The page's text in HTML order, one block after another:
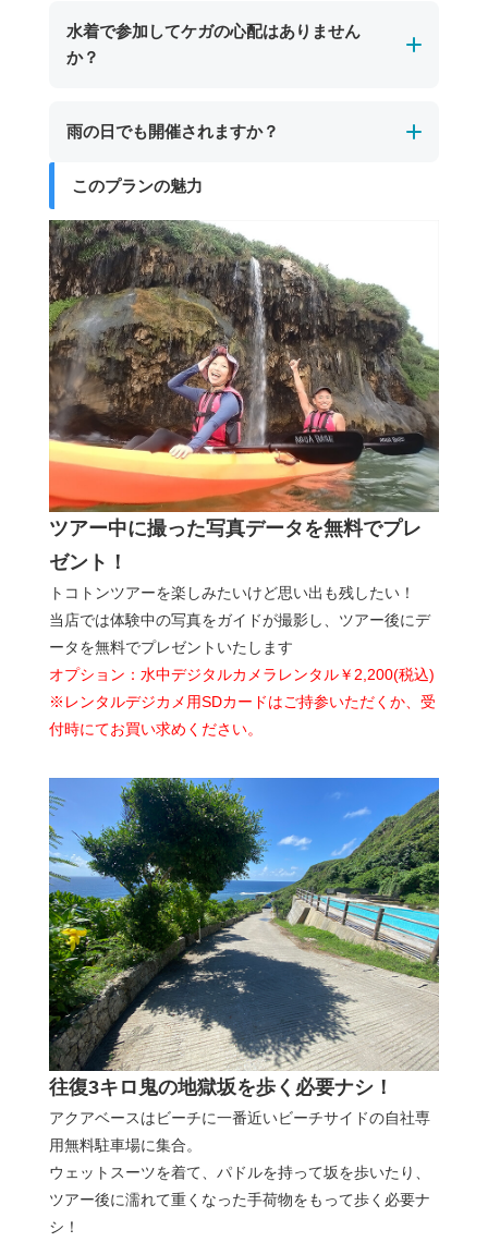
ケリングやケイビングツアーで訪れることがで
きます。
で利用できるプールもあり、宮古島の海遊び後
も楽しい時間を推し越しいただけます。
初めての方でも安心してご参加いただけます。
宮古島のパンプキン鍾乳洞では、一部に天井が
ットやヘルメットなどの安全装備も完備してお
力や経験に自信がない方でも安心して楽しめま
す。
水着で参加してケガの心配はありません
か？
はい、水着でご参加いただいても大きなケガの
ただし、岩場などで小さな擦り傷が生じる場合
は、レギンスや長袖のラッシュガードを着用い
ただくと一層安全です。
雨の日でも開催されますか？
宮古島のパンプキン鍾乳洞ツアーは、海況が安
全と判断できる場合、雨の日でも開催します。
シトシト雨程度であれば問題なく催行可能で
す。ツアーが中止となった場合は、日程変更や
代案をご提案いたします。
このプランの魅力
ツアー中に撮った写真データを無料でプレ
ゼント！
トコトンツアーを楽しみたいけど思い出も残したい！
当店では体験中の写真をガイドが撮影し、ツアー後にデ
ータを無料でプレゼントいたします
オプション：水中デジタルカメラレンタル￥2,200(税込)
※レンタルデジカメ用SDカードはご持参いただくか、受
付時にてお買い求めください。
往復3キロ鬼の地獄坂を歩く必要ナシ！
アクアベースはビーチに一番近いビーチサイドの自社専
用無料駐車場に集合。
ウェットスーツを着て、パドルを持って坂を歩いたり、
ツアー後に濡れて重くなった手荷物をもって歩く必要ナ
シ！